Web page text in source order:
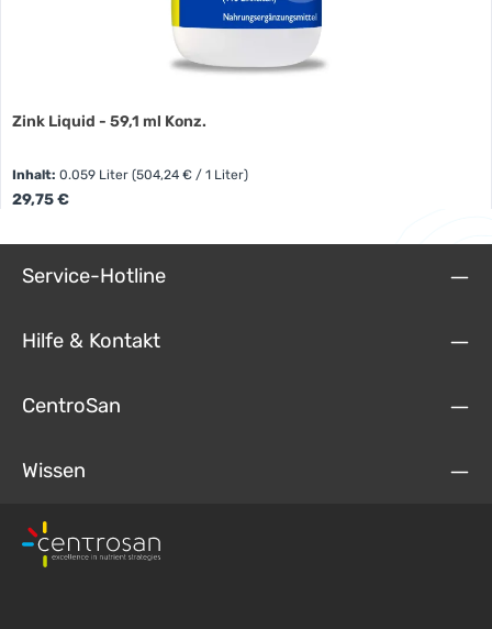
Zink Liquid - 59,1 ml Konz.
Inhalt:0.059 Liter(504,24 € / 1 Liter)
Regulärer Preis:
29,75 €
Service-Hotline
Hilfe & Kontakt
CentroSan
Wissen